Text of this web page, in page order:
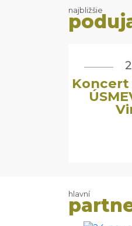
najbližšie
Koncert
hlavní